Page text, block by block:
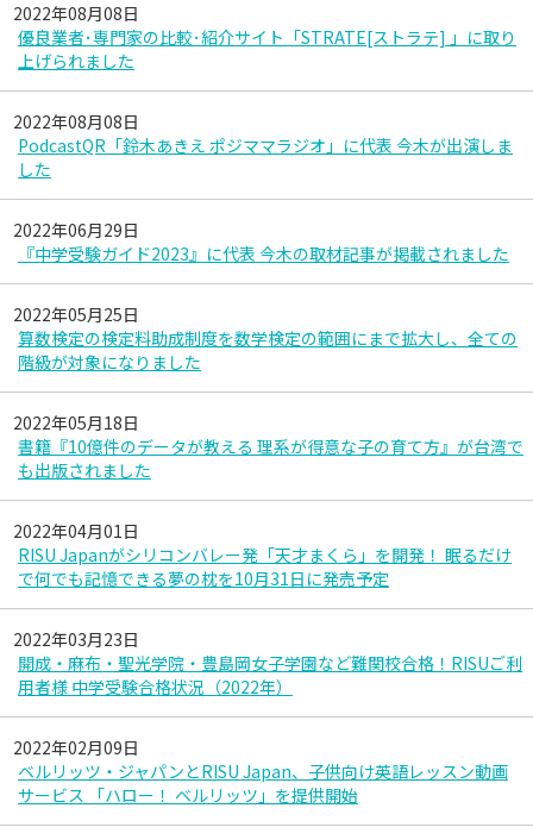
2022年08月08日
優良業者･専門家の比較･紹介サイト「STRATE[ストラテ] 」に取り
上げられました
2022年08月08日
PodcastQR「鈴木あきえ ポジママラジオ」に代表 今木が出演しま
した
2022年06月29日
『中学受験ガイド2023』に代表 今木の取材記事が掲載されました
2022年05月25日
算数検定の検定料助成制度を数学検定の範囲にまで拡大し、全ての
階級が対象になりました
2022年05月18日
書籍『10億件のデータが教える 理系が得意な子の育て方』が台湾で
も出版されました
2022年04月01日
RISU Japanがシリコンバレー発「天才まくら」を開発！ 眠るだけ
で何でも記憶できる夢の枕を10月31日に発売予定
2022年03月23日
開成・麻布・聖光学院・豊島岡女子学園など難関校合格！RISUご利
用者様 中学受験合格状況（2022年）
2022年02月09日
ベルリッツ・ジャパンとRISU Japan、子供向け英語レッスン動画
サービス 「ハロー！ ベルリッツ」を提供開始